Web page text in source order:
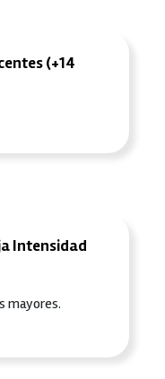
(+14
Intensidad
mayores.